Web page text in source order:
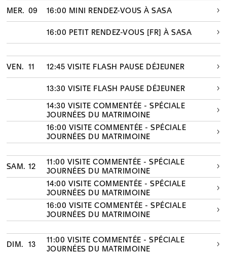
MER. 09 16:00 MINI RENDEZ-VOUS À SASA
16:00 PETIT RENDEZ-VOUS [FR] À SASA
VEN. 11 12:45 VISITE FLASH PAUSE DÉJEUNER
13:30 VISITE FLASH PAUSE DÉJEUNER
14:30 VISITE COMMENTÉE - SPÉCIALE
JOURNÉES DU MATRIMOINE
16:00 VISITE COMMENTÉE - SPÉCIALE
JOURNÉES DU MATRIMOINE
SAM. 12
11:00 VISITE COMMENTÉE - SPÉCIALE
JOURNÉES DU MATRIMOINE
14:00 VISITE COMMENTÉE - SPÉCIALE
JOURNÉES DU MATRIMOINE
16:00 VISITE COMMENTÉE - SPÉCIALE
JOURNÉES DU MATRIMOINE
DIM. 13
11:00 VISITE COMMENTÉE - SPÉCIALE
JOURNÉES DU MATRIMOINE